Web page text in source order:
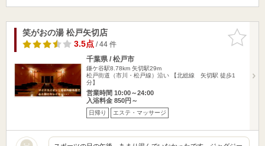
お気に入
りに追加
笑がおの湯 松戸矢切店
3.5点/ 44 件
千葉県 / 松戸市
鎌ケ谷駅8.78km 矢切駅29m
松戸街道（市川・松戸線）沿い 【北総線 矢切駅 徒歩1
分】
営業時間 10:00～24:00
入浴料金 850円～
日帰り エステ・マッサージ